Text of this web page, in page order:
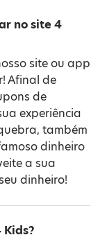
no site 4
site ou app
Afinal de
de
experiência
também
dinheiro
a sua
dinheiro!